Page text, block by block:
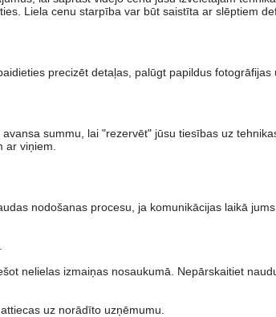
Liela cenu starpība var būt saistīta ar slēptiem
precizēt detaļas, palūgt papildus fotogrāfijas
summu, lai "rezervēt" jūsu tiesības uz
viņiem.
nodošanas procesu, ja komunikācijas laikā
nelielas izmaiņas nosaukumā. Nepārskaitiet
uz norādīto uzņēmumu.